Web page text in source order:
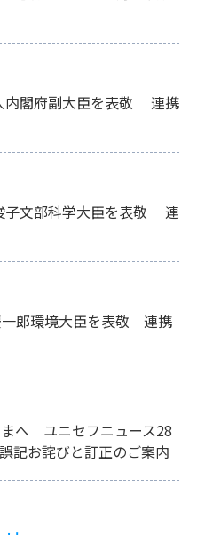
閣府副大臣を表敬 連携
文部科学大臣を表敬 連
郎環境大臣を表敬 連携
へ ユニセフニュース28
記お詫びと訂正のご案内